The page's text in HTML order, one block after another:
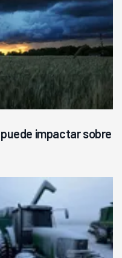
impactar sobre